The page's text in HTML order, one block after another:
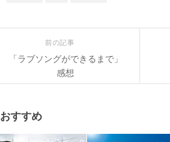
前の記事
「ラブソングができるまで」
感想
おすすめ